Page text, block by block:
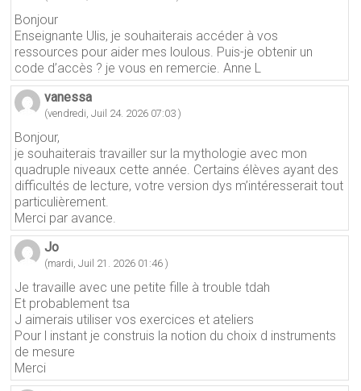
Bonjour
Enseignante Ulis, je souhaiterais accéder à vos
ressources pour aider mes loulous. Puis-je obtenir un
code d’accès ? je vous en remercie. Anne L
vanessa
(vendredi, Juil 24. 2026 07:03 )
Bonjour,
je souhaiterais travailler sur la mythologie avec mon
quadruple niveaux cette année. Certains élèves ayant des
difficultés de lecture, votre version dys m’intéresserait tout
particulièrement.
Merci par avance.
Jo
(mardi, Juil 21. 2026 01:46 )
Je travaille avec une petite fille à trouble tdah
Et probablement tsa
J aimerais utiliser vos exercices et ateliers
Pour l instant je construis la notion du choix d instruments
de mesure
Merci